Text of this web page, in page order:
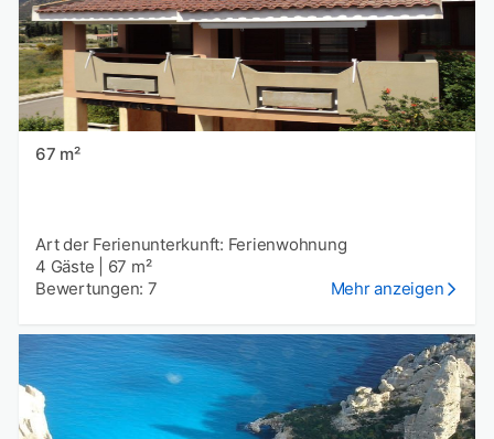
67 m²
Art der Ferienunterkunft: Ferienwohnung
4 Gäste
67 m²
Bewertungen: 7
Mehr anzeigen